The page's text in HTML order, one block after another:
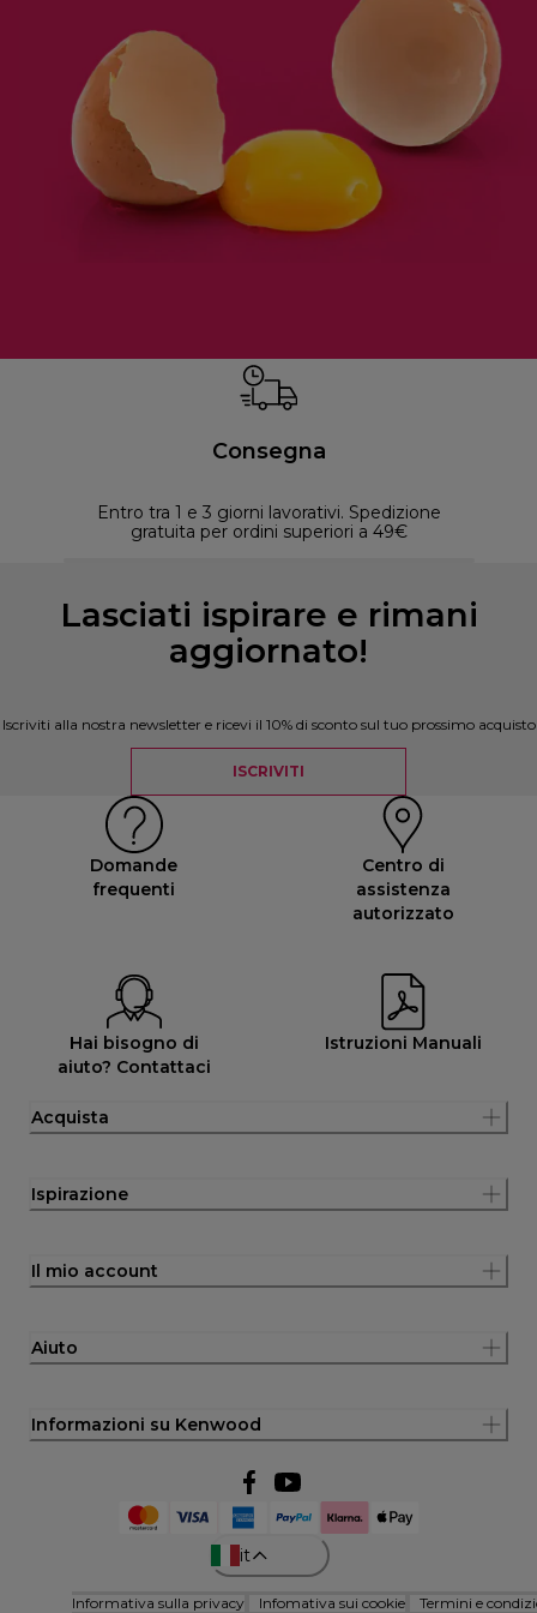
Consegna
Entro tra 1 e 3 giorni lavorativi. Spedizione
gratuita per ordini superiori a 49€
Lasciati ispirare e rimani
aggiornato!
Iscriviti alla nostra newsletter e ricevi il 10% di sconto sul tuo prossimo acquisto
ISCRIVITI
Domande
frequenti
Centro di
assistenza
autorizzato
Hai bisogno di
aiuto? Contattaci
Istruzioni Manuali
Acquista
Ispirazione
Il mio account
Aiuto
Informazioni su Kenwood
it
Informativa sulla privacy Infomativa sui cookie Termini e